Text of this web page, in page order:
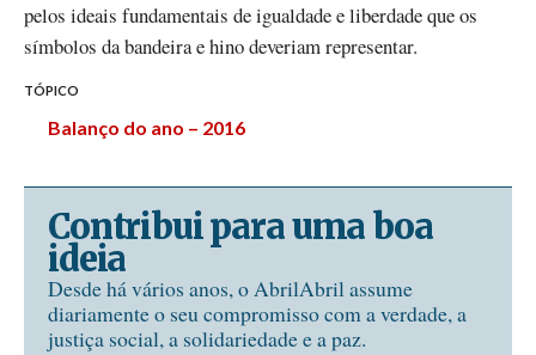
pelos ideais fundamentais de igualdade e liberdade que os
símbolos da bandeira e hino deveriam representar.
TÓPICO
Balanço do ano – 2016
Contribui para uma boa
ideia
Desde há vários anos, o AbrilAbril assume
diariamente o seu compromisso com a verdade, a
justiça social, a solidariedade e a paz.